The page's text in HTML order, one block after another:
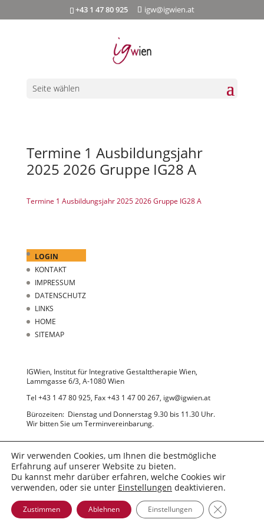
+43 1 47 80 925 igw@igwien.at
Seite wählen
Termine 1 Ausbildungsjahr
2025 2026 Gruppe IG28 A
Termine 1 Ausbildungsjahr 2025 2026 Gruppe IG28 A
LOGIN
KONTAKT
IMPRESSUM
DATENSCHUTZ
LINKS
HOME
SITEMAP
IGWien, Institut für Integrative Gestalttherapie Wien,
Lammgasse 6/3, A-1080 Wien
Tel +43 1 47 80 925, Fax +43 1 47 00 267, igw@igwien.at
Bürozeiten: Dienstag und Donnerstag 9.30 bis 11.30 Uhr.
Wir bitten Sie um Terminvereinbarung.
© 2022 IGWien
Wir verwenden Cookies, um Ihnen die bestmögliche
Erfahrung auf unserer Website zu bieten.
Du kannst mehr darüber erfahren, welche Cookies wir
verwenden, oder sie unter Einstellungen deaktivieren.
Zustimmen Ablehnen Einstellungen GDPR